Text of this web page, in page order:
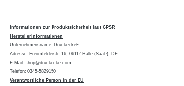
Informationen zur Produktsicherheit laut GPSR
Herstellerinformationen
Unternehmensname: Druckecke®
Adresse: Freiimfelderstr. 16, 06112 Halle (Saale), DE
E-Mail: shop@druckecke.com
Telefon: 0345-5829150
Verantwortliche Person in der EU